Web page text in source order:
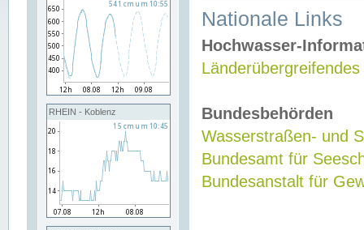
RHEIN - Koblenz
Nationale Links
Hochwasser-
Bundesbehörden
Wasserstraßen- und
Bundesamt für
Bundesanstalt für